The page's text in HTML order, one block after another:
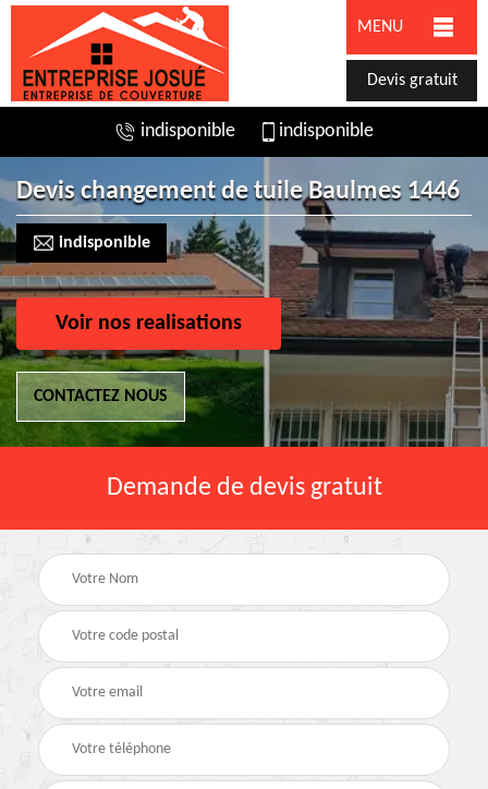
MENU
Devis gratuit
indisponible indisponible
Devis changement de tuile Baulmes 1446
indisponible
Voir nos realisations
CONTACTEZ NOUS
Demande de devis gratuit